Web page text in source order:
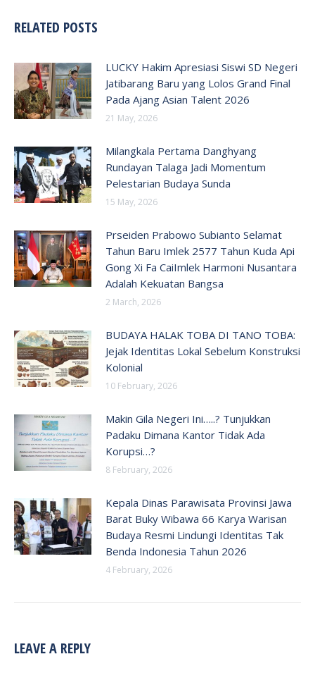
RELATED POSTS
LUCKY Hakim Apresiasi Siswi SD Negeri
Jatibarang Baru yang Lolos Grand Final
Pada Ajang Asian Talent 2026
21 May, 2026
Milangkala Pertama Danghyang
Rundayan Talaga Jadi Momentum
Pelestarian Budaya Sunda
15 May, 2026
Prseiden Prabowo Subianto Selamat
Tahun Baru Imlek 2577 Tahun Kuda Api
Gong Xi Fa CaiImlek Harmoni Nusantara
Adalah Kekuatan Bangsa
2 March, 2026
BUDAYA HALAK TOBA DI TANO TOBA:
Jejak Identitas Lokal Sebelum Konstruksi
Kolonial
10 February, 2026
Makin Gila Negeri Ini…..? Tunjukkan
Padaku Dimana Kantor Tidak Ada
Korupsi…?
8 February, 2026
Kepala Dinas Parawisata Provinsi Jawa
Barat Buky Wibawa 66 Karya Warisan
Budaya Resmi Lindungi Identitas Tak
Benda Indonesia Tahun 2026
4 February, 2026
LEAVE A REPLY